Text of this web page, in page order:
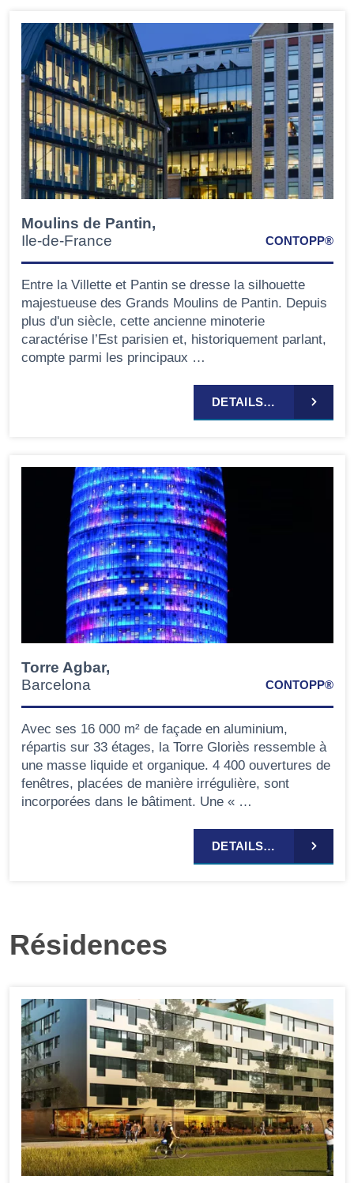
Moulins de Pantin,
Ile-de-France
CONTOPP®
Entre la Villette et Pantin se dresse la silhouette
majestueuse des Grands Moulins de Pantin. Depuis
plus d'un siècle, cette ancienne minoterie
caractérise l’Est parisien et, historiquement parlant,
compte parmi les principaux …
DETAILS…
Torre Agbar,
Barcelona
CONTOPP®
Avec ses 16 000 m² de façade en aluminium,
répartis sur 33 étages, la Torre Gloriès ressemble à
une masse liquide et organique. 4 400 ouvertures de
fenêtres, placées de manière irrégulière, sont
incorporées dans le bâtiment. Une « …
DETAILS…
Résidences